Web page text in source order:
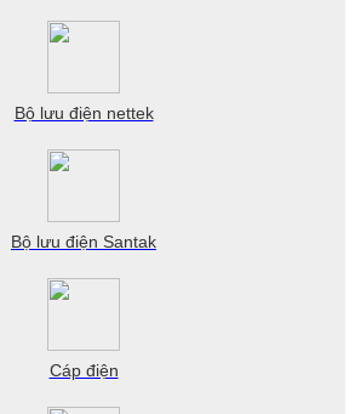
Bộ lưu điện nettek
Bộ lưu điện Santak
Cáp điện